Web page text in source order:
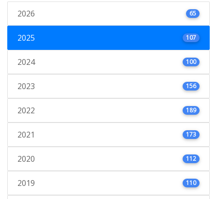
2026 65
2025 107
2024 100
2023 156
2022 189
2021 173
2020 112
2019 110